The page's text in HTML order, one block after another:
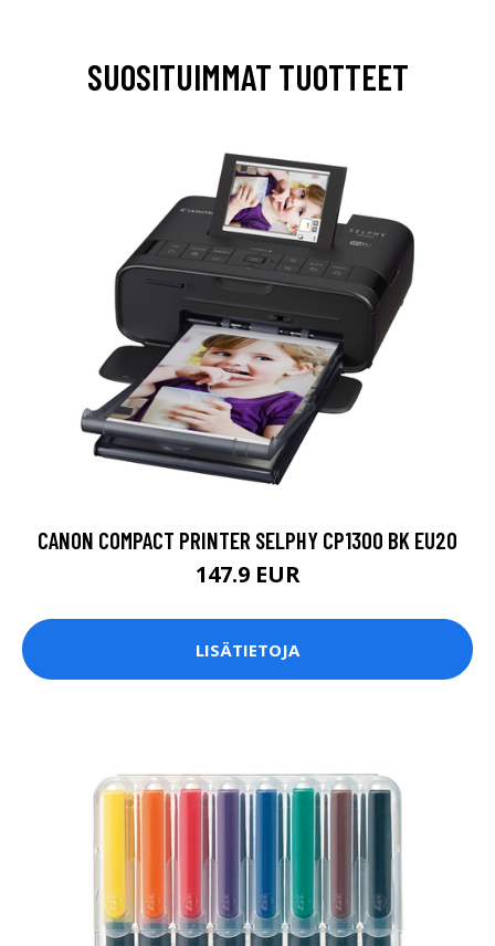
SUOSITUIMMAT TUOTTEET
CANON COMPACT PRINTER SELPHY CP1300 BK EU20
147.9 EUR
LISÄTIETOJA